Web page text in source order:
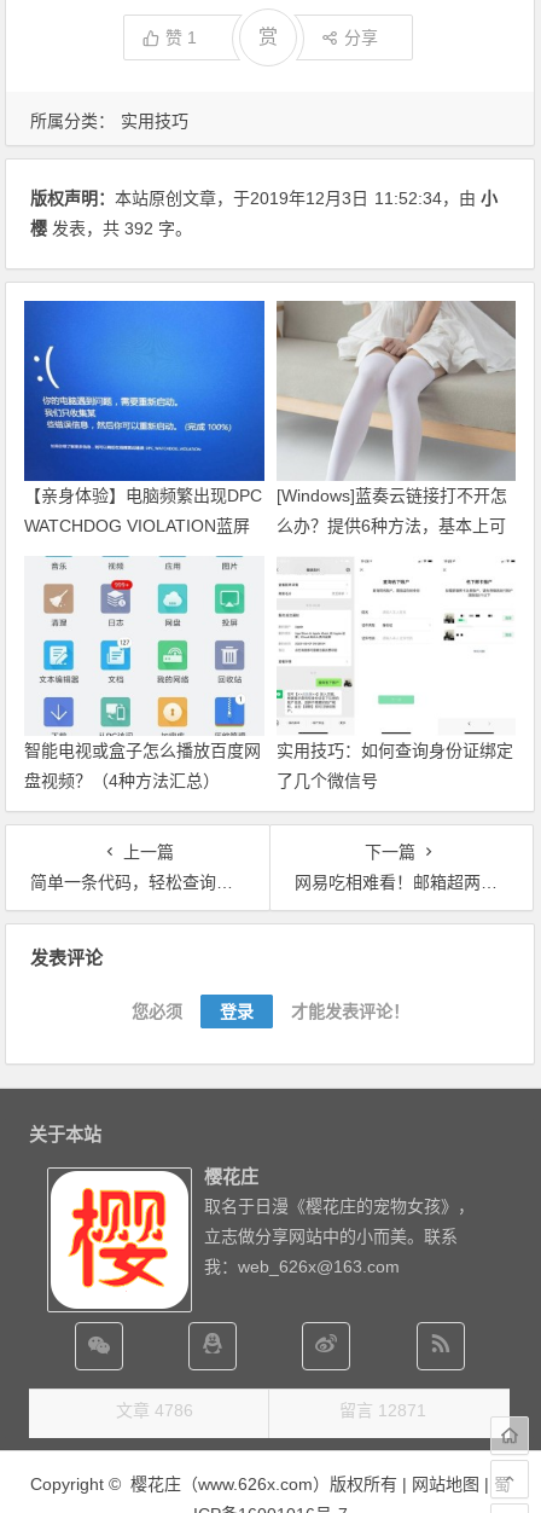
所属分类： 实用技巧
赞 1 赏 分享
版权声明：本站原创文章，于2019年12月3日 11:52:34，由小
樱 发表，共 392 字。
【亲身体验】电脑频繁出现DPC
WATCHDOG VIOLATION蓝屏
怎么解决？
[Windows]蓝奏云链接打不开怎
么办？提供6种方法，基本上可
以解决所有问题
智能电视或盒子怎么播放百度网
盘视频？（4种方法汇总）
实用技巧：如何查询身份证绑定
了几个微信号
上一篇
简单一条代码，轻松查询自己身份证名下有多少张联通卡
下一篇
网易吃相难看！邮箱超两年未登录，账号会“您的邮箱已被冻结”，花20元可vip快速解冻
发表评论
您必须 登录 才能发表评论！
关于本站
樱花庄
取名于日漫《樱花庄的宠物女孩》，
立志做分享网站中的小而美。联系
我：web_626x@163.com
文章 4786 留言 12871
Copyright © 樱花庄（www.626x.com）版权所有 | 网站地图 | 蜀